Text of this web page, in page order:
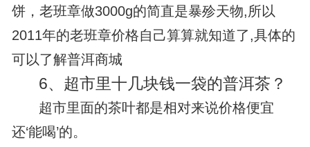
饼，老班章做3000g的简直是暴殄天物,所以
2011年的老班章价格自己算算就知道了,具体的
可以了解普洱商城
6、 超市里十几块钱一袋的普洱茶？
超市里面的茶叶都是相对来说价格便宜
还‘能喝’的。